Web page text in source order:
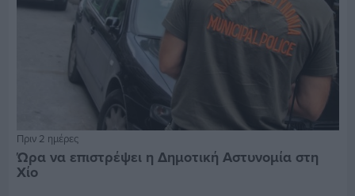
Πριν 2 ημέρες
Ώρα να επιστρέψει η Δημοτική Αστυνομία στη
Χίο